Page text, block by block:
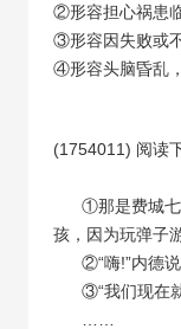
②形容担心祸患
③形容因失败或
④形容头脑昏乱
(1754011) 阅读
走一
①那是费城七月
孩，因为玩弹子
②“嗨!”内德说
③“我们现在就